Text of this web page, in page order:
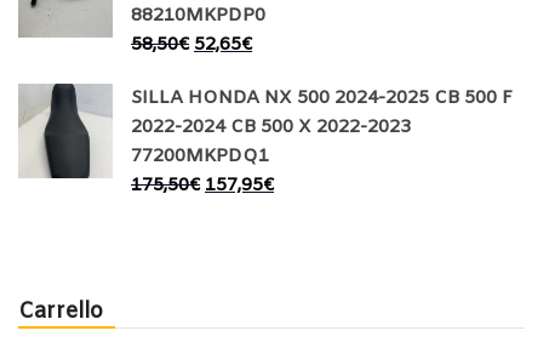
88210MKPDP0
58,50€ 52,65€
SILLA HONDA NX 500 2024-2025 CB 500 F
2022-2024 CB 500 X 2022-2023
77200MKPDQ1
175,50€ 157,95€
Carrello